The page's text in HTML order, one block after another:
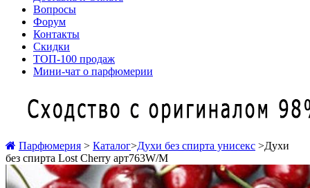
Вопросы
Форум
Контакты
Скидки
ТОП-100 продаж
Мини-чат о парфюмерии
Парфюмерия > Каталог>Духи без спирта унисекс >Духи
без спирта Lost Cherry арт763W/M